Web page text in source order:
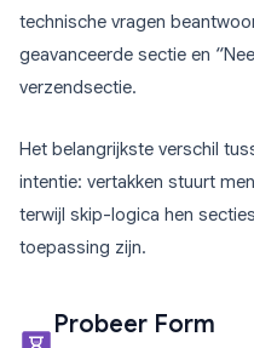
technische vragen
geavanceerde sectie en
verzendsectie.
Het belangrijkste verschil
intentie: vertakken stuurt
terwijl skip-logica hen
toepassing zijn.
Probeer Form